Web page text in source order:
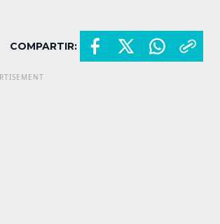
COMPARTIR: